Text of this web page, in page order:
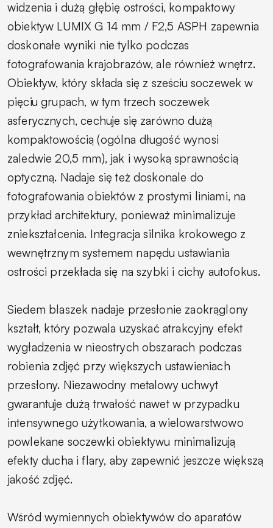
widzenia i dużą głębię ostrości, kompaktowy
obiektyw LUMIX G 14 mm / F2,5 ASPH zapewnia
doskonałe wyniki nie tylko podczas
fotografowania krajobrazów, ale również wnętrz.
Obiektyw, który składa się z sześciu soczewek w
pięciu grupach, w tym trzech soczewek
asferycznych, cechuje się zarówno dużą
kompaktowością (ogólna długość wynosi
zaledwie 20,5 mm), jak i wysoką sprawnością
optyczną. Nadaje się też doskonale do
fotografowania obiektów z prostymi liniami, na
przykład architektury, ponieważ minimalizuje
zniekształcenia. Integracja silnika krokowego z
wewnętrznym systemem napędu ustawiania
ostrości przekłada się na szybki i cichy autofokus.
Siedem blaszek nadaje przesłonie zaokrąglony
kształt, który pozwala uzyskać atrakcyjny efekt
wygładzenia w nieostrych obszarach podczas
robienia zdjęć przy większych ustawieniach
przesłony. Niezawodny metalowy uchwyt
gwarantuje dużą trwałość nawet w przypadku
intensywnego użytkowania, a wielowarstwowo
powlekane soczewki obiektywu minimalizują
efekty ducha i flary, aby zapewnić jeszcze większą
jakość zdjęć.
Wśród wymiennych obiektywów do aparatów